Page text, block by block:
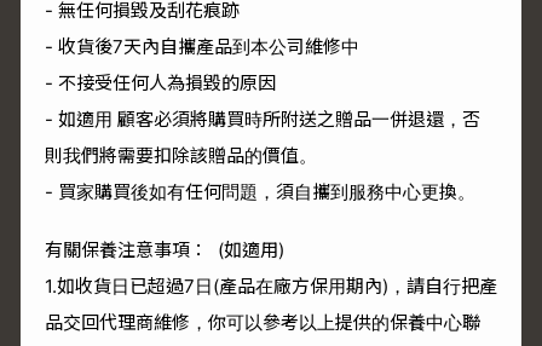
- 無任何損毀及刮花痕跡
- 收貨後7天內自攜產品到本公司維修中
- 不接受任何人為損毀的原因
- 如適用 顧客必須將購買時所附送之贈品一併退還，否
則我們將需要扣除該贈品的價值。
- 買家購買後如有任何問題，須自攜到服務中心更換。
有關保養注意事項： (如適用)
1.如收貨日已超過7日(產品在廠方保用期內)，請自行把產
品交回代理商維修，你可以參考以上提供的保養中心聯